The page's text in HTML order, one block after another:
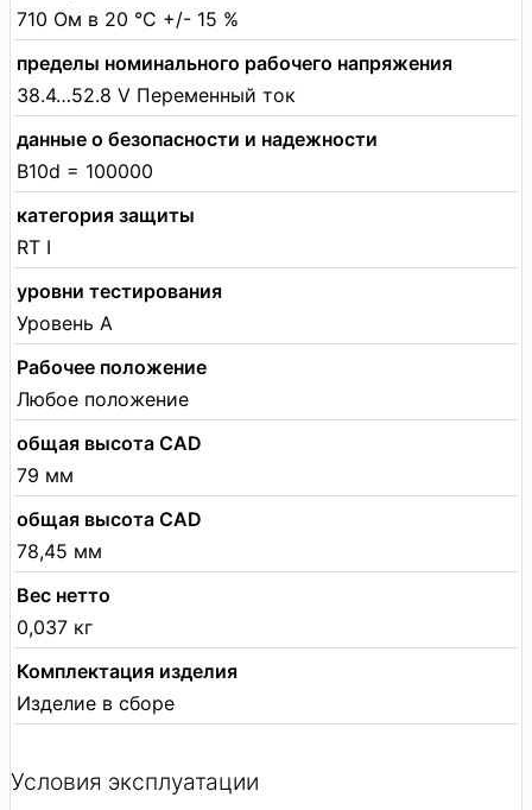
710 Ом в 20 °C +/- 15 %
пределы номинального рабочего напряжения
38.4…52.8 V Переменный ток
данные о безопасности и надежности
B10d = 100000
категория защиты
RT I
уровни тестирования
Уровень А
Рабочее положение
Любое положение
общая высота CAD
79 мм
общая высота CAD
78,45 мм
Вес нетто
0,037 кг
Комплектация изделия
Изделие в сборе
Условия эксплуатации